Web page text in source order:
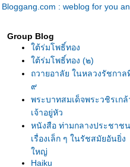
Bloggang.com : weblog for you
Group Blog
ต้ร่มโพธิ์ทอง
ต้ร่มโพธิ์ทอง (๒)
ถวายอาลัย ในหลวงรัชกาล
๙
พระบาทสมเด็จพระวชิรเกล้
เจ้าอยู่หัว
หนังสือ ท่ามกลางประชาช
เรื่องเล็ก ๆ ในรัชสมัยอันยิ่ง
หญ่
Haiku